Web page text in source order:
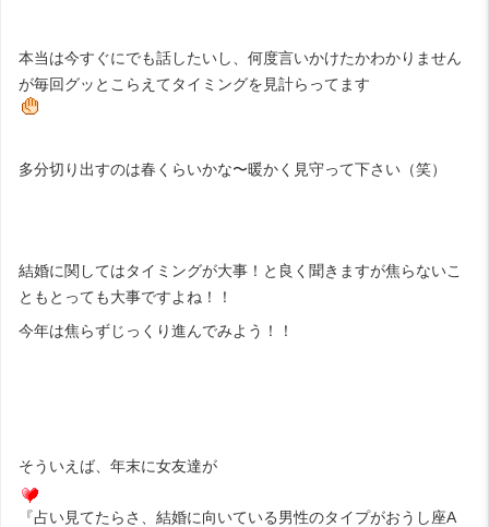
本当は今すぐにでも話したいし、何度言いかけたかわかりません
が毎回グッとこらえてタイミングを見計らってます
多分切り出すのは春くらいかな〜暖かく見守って下さい（笑）
結婚に関してはタイミングが大事！と良く聞きますが焦らないこ
ともとっても大事ですよね！！
今年は焦らずじっくり進んでみよう！！
そういえば、年末に女友達が
『占い見てたらさ、結婚に向いている男性のタイプがおうし座A